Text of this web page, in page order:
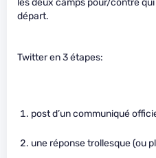
départ.
Twitter en 3 étapes:
post d’un communiqué
une réponse trollesque (ou